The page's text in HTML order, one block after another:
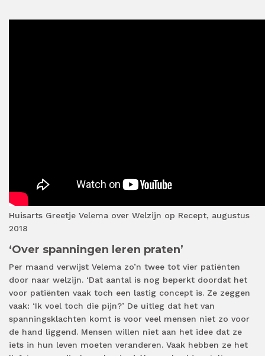
Huisarts Greetje Velema over Welzijn op Recept, augustus
2018
‘Over spanningen leren praten’
Per maand verwijst Velema zo’n twee tot vier patiënten
door naar welzijn. ‘Dat aantal is nog beperkt doordat het
voor patiënten vaak toch een lastig concept is. Ze zeggen
vaak: ‘Ik voel toch die pijn?’ De uitleg dat het van
spanningsklachten komt is voor veel mensen niet zo voor
de hand liggend. Mensen willen niet aan het idee dat ze
iets in hun leven moeten veranderen. Vaak hebben ze het